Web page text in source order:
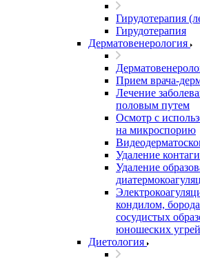
Гирудотерапия
Гирудотерапия
Дерматовенерология
Прием врача-
Лечение
половым путем
Осмотр с
на микроспорию
Удаление
Удаление
кондилом,
сосудистых
юношеских
Диетология